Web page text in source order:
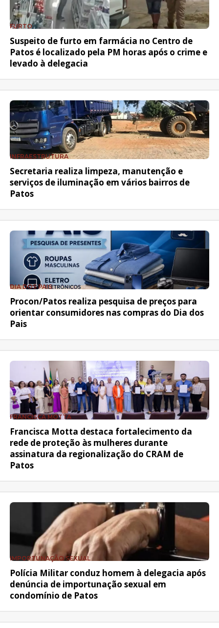
FURTO
Suspeito de furto em farmácia no Centro de
Patos é localizado pela PM horas após o crime e
levado à delegacia
INFRAESTRUTURA
Secretaria realiza limpeza, manutenção e
serviços de iluminação em vários bairros de
Patos
DIA DOS PAIS
Procon/Patos realiza pesquisa de preços para
orientar consumidores nas compras do Dia dos
Pais
FRANCISCA MOTTA
Francisca Motta destaca fortalecimento da
rede de proteção às mulheres durante
assinatura da regionalização do CRAM de
Patos
IMPORTUNAÇÃO SEXUAL
Polícia Militar conduz homem à delegacia após
denúncia de importunação sexual em
condomínio de Patos